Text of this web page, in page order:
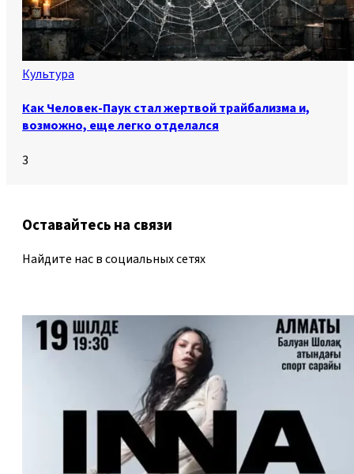
Культура
Как Человек-Паук стал жертвой трайбализма и,
возможно, еще легко отделался
3
Оставайтесь на связи
Найдите нас в социальных сетях